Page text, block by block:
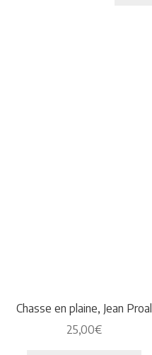
Chasse en plaine, Jean Proal
25,00€